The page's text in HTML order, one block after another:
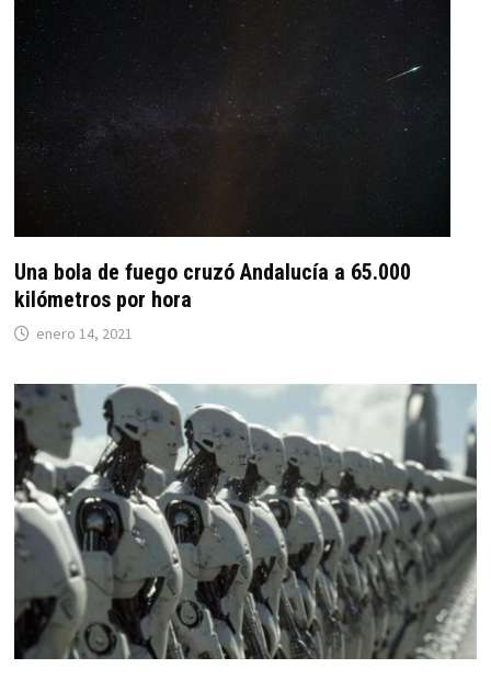
Una bola de fuego cruzó Andalucía a 65.000
kilómetros por hora
enero 14, 2021